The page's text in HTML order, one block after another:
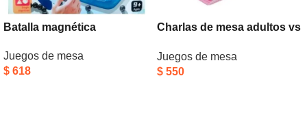
Batalla magnética
Juegos de mesa
$ 618
Charlas de mesa adultos vs
Juegos de mesa
$ 550